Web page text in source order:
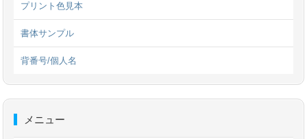
プリント色見本
書体サンプル
背番号/個人名
メニュー